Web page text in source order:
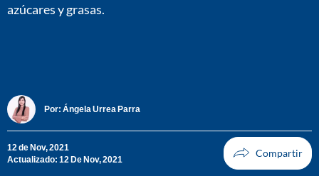
azúcares y grasas.
Por: Ángela Urrea Parra
12 de Nov, 2021
Actualizado: 12 De Nov, 2021